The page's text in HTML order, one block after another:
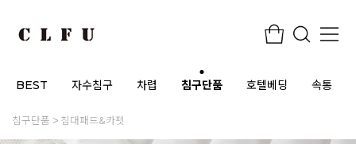
BEST 자수침구 차렵 침구단품 호텔베딩 속통
침구단품 침대패드&카펫